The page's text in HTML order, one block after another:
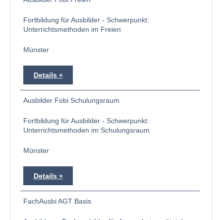
Fortbildung für Ausbilder - Schwerpunkt:
Unterrichtsmethoden im Freien
Münster
Details
Ausbilder Fobi Schulungsraum
Fortbildung für Ausbilder - Schwerpunkt:
Unterrichtsmethoden im Schulungsraum
Münster
Details
FachAusbi AGT Basis